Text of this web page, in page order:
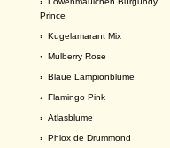
Prince
› Kugelamarant Mix
› Mulberry Rose
› Blaue Lampionblume
› Flamingo Pink
› Atlasblume
› Phlox de Drummond